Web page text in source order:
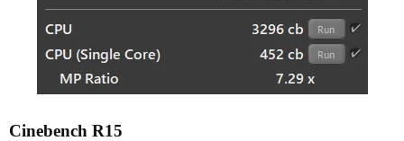
Cinebench R15